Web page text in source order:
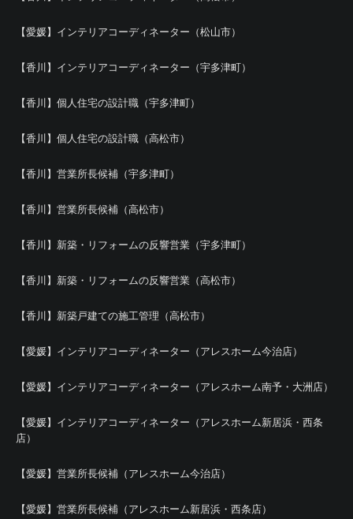
【愛媛】インテリアコーディネーター（松山市）
【香川】インテリアコーディネーター（宇多津町）
【香川】個人住宅の設計職（宇多津町）
【香川】個人住宅の設計職（高松市）
【香川】営業所長候補（宇多津町）
【香川】営業所長候補（高松市）
【香川】新築・リフォームの反響営業（宇多津町）
【香川】新築・リフォームの反響営業（高松市）
【香川】新築戸建ての施工管理（高松市）
【愛媛】インテリアコーディネーター（アレスホーム今治店）
【愛媛】インテリアコーディネーター（アレスホーム南予・大洲店）
【愛媛】インテリアコーディネーター（アレスホーム新居浜・西条
店）
【愛媛】営業所長候補（アレスホーム今治店）
【愛媛】営業所長候補（アレスホーム新居浜・西条店）